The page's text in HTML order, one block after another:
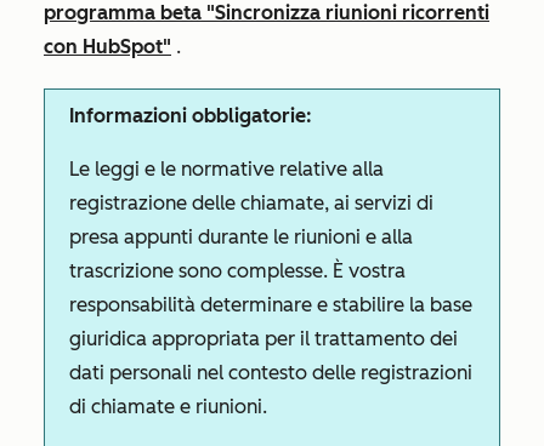
programma beta "Sincronizza riunioni ricorrenti
con HubSpot" .
Informazioni obbligatorie:
Le leggi e le normative relative alla
registrazione delle chiamate, ai servizi di
presa appunti durante le riunioni e alla
trascrizione sono complesse. È vostra
responsabilità determinare e stabilire la base
giuridica appropriata per il trattamento dei
dati personali nel contesto delle registrazioni
di chiamate e riunioni.